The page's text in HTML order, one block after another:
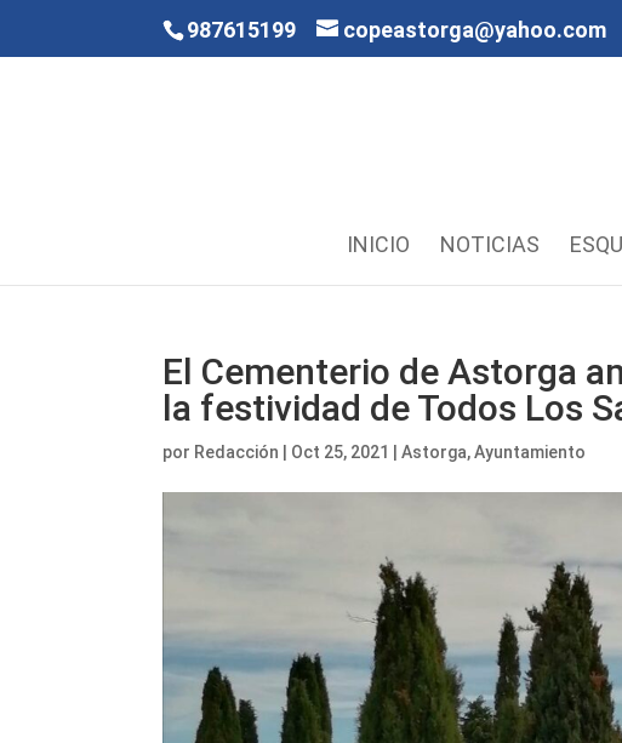
987615199 copeastorga@yahoo.com
INICIO NOTICIAS
El Cementerio de Astorga
la festividad de Todos Los
por Redacción Oct 25, 2021 |Astorga,Ayuntamiento